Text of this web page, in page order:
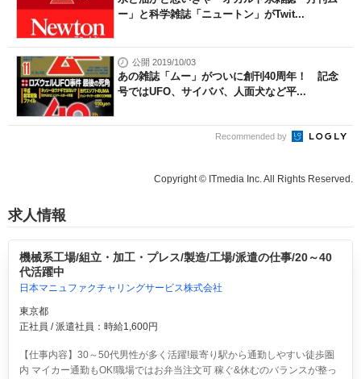
ー」と科学雑誌「ニュートン」がTwit...
公開 2019/10/03
あの雑誌「ムー」がついに創刊40周年！ 記念
号ではUFO、サイババ、人面犬など平...
Recommended by
Copyright © ITmedia Inc. All Rights Reserved.
求人情報
機械系工場/組立・加工・プレス/製造/工場/派遣の仕事/20～40
代活躍中
日本マニュファクチャリングサービス株式会社
東京都
正社員 / 派遣社員：時給1,600円
【仕事内容】30～50代男性が多く活躍!最寄り駅から通勤しやすい徒歩圏
内 マイカー通勤もOK!職場ではお弁当注文可 稼ぐ&休むのバランスが整っ